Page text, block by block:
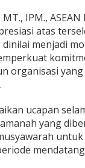
IPM., ASEAN
atas
menjadi
organisasi
ucapan
yang